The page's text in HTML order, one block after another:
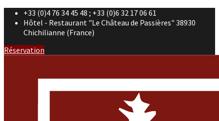
+33 (0)4 76 34 45 48 ; +33 (0)6 32 17 06 61
Hôtel - Restaurant "Le Château de Passières" 38930
Chichilianne (France)
Réservation